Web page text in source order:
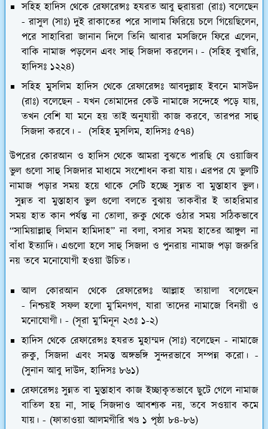
সহিহ হাদিস থেকে রেফারেন্সঃ হযরত আবু হুরায়রা (রাঃ) বলেছেন
- রাসুল (সাঃ) দুই রাকাতের পরে সালাম ফিরিয়ে চলে গিয়েছিলেন,
পরে সাহাবিরা জানান দিলে তিনি আবার মসজিদে ফিরে এলেন,
বাকি নামাজ পড়লেন এবং সাহু সিজদা করলেন। - (সহিহ বুখারি,
হাদিসঃ ১২২৪)
সহিহ মুসলিম হাদিস থেকে রেফারেন্সঃ আবদুল্লাহ ইবনে মাসউদ
(রাঃ) বলেছেন - যখন তোমাদের কেউ নামাজে সন্দেহে পড়ে যায়,
তখন বেশি যা মনে হয় তাই অনুযায়ী কাজ করবে, তারপর সাহু
সিজদা করবে। - (সহিহ মুসলিম, হাদিসঃ ৫৭৪)
উপরের কোরআন ও হাদিস থেকে আমরা বুঝতে পারছি যে ওয়াজিব
ভুল গুলো সাহু সিজদার মাধ্যমে সংশোধন করা যায়। এরপর যে ভুলটি
নামাজ পড়ার সময় হয়ে থাকে সেটি হচ্ছে সুন্নত বা মুস্তাহাব ভুল।
সুন্নত বা মুস্তাহাব ভুল গুলো বলতে বুঝায় তাকবীর ই তাহরিমার
সময় হাত কান পর্যন্ত না তোলা, রুকু থেকে ওঠার সময় সঠিকভাবে
“সামিয়াল্লাহু লিমান হামিদাহ” না বলা, বসার সময় হাতের আঙ্গুল না
বাঁধা ইত্যাদি। এগুলো হলে সাহু সিজদা ও পুনরায় নামাজ পড়া জরুরি
নয় তবে মনোযোগী হওয়া উচিত।
আল কোরআন থেকে রেফারেন্সঃ আল্লাহ তায়ালা বলেছেন
- নিশ্চয়ই সফল হলো মু’মিনগণ, যারা তাদের নামাজে বিনয়ী ও
মনোযোগী। - (সূরা মু’মিনূন ২৩ঃ ১-২)
হাদিস থেকে রেফারেন্সঃ হযরত মুহাম্মদ (সাঃ) বলেছেন - নামাজে
রুকু, সিজদা এবং সমস্ত অঙ্গভঙ্গি সুন্দরভাবে সম্পন্ন করো। -
(সুনান আবু দাউদ, হাদিসঃ ৮৬১)
রেফারেন্সঃ সুন্নত বা মুস্তাহাব কাজ ইচ্ছাকৃতভাবে ছুটে গেলে নামাজ
বাতিল হয় না, সাহু সিজদাও আবশ্যক নয়, তবে সওয়াব কমে
যায়। - (ফাতাওয়া আলমগীরি খণ্ড ১ পৃষ্ঠা ৮৪-৮৬)